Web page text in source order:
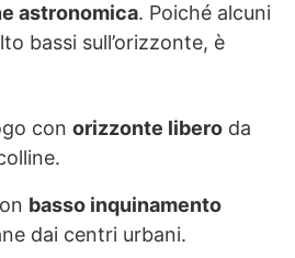
astronomica. Poiché alcuni
bassi sull’orizzonte, è
con orizzonte libero da
basso inquinamento
dai centri urbani.